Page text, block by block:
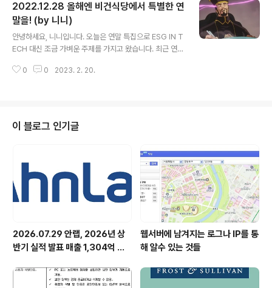
양한 테스트들도 생기고 있고요. (최근에 SNS에서 빠르게
퍼지는 중인 스마일 연애 테스트도 MBTI를 기준으로 만든
것이라고 해요.) 물론 세상 수많은 사람들의 성격 유형을 1
6가지로 나눈다는 것은 아주 비과학적이지만…몇몇 설명
요. 나와 잘 맞는 것과 잘 맞지 않는 것들을 족집게처럼 골
2022.12.28 올해엔 비건식당에서 특별한 연
말을! (by 니니)
안녕하세요, 니니입니다. 오늘은 연말 특집으로 ESG IN T
ECH 대신 조금 가벼운 주제를 가지고 왔습니다. 최근 연말
보통 연말 모임이라고 하면 불판의 고기나 싱싱한 회를 떠
이는 지속가능한 식단도 경험해보는 기회가 될 것 같습니
다. *토막상식: 비거니즘이 어떻게 환경에 도움이 될 수 있
체 온실가스 배출량의 14.5%를 차지하고 있습니다. 또, 공
장식 축산을 유지하기 위해 아마존 열대우림의 80%가 목
초지, 도살장 목적으로 ..
0 0 2023. 2. 20.
이 블로그 인기글
2026.07.29 안랩, 2026년 상
반기 실적 발표 매출 1,304억 원,
웹서버에 남겨지는 로그나 IP를 통
해 알수 있는 것들